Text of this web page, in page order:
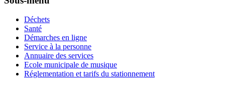
Déchets
Santé
Démarches en ligne
Service à la personne
Annuaire des services
Ecole municipale de musique
Réglementation et tarifs du stationnement